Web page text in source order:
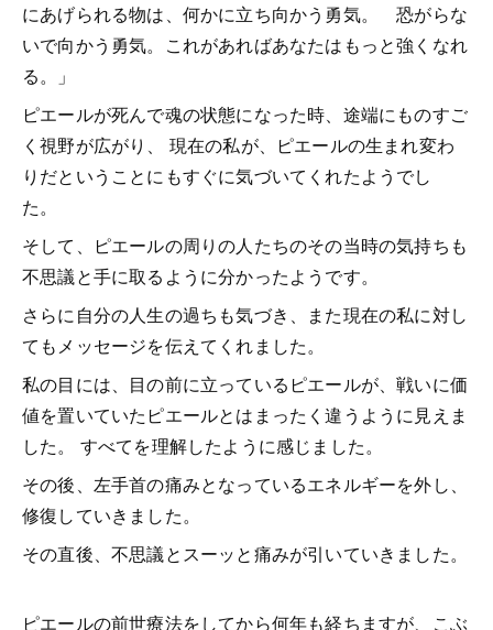
にあげられる物は、何かに立ち向かう勇気。 恐がらな
いで向かう勇気。これがあればあなたはもっと強くなれ
る。」
ピエールが死んで魂の状態になった時、途端にものすご
く視野が広がり、 現在の私が、ピエールの生まれ変わ
りだということにもすぐに気づいてくれたようでし
た。
そして、ピエールの周りの人たちのその当時の気持ちも
不思議と手に取るように分かったようです。
さらに自分の人生の過ちも気づき、また現在の私に対し
てもメッセージを伝えてくれました。
私の目には、目の前に立っているピエールが、戦いに価
値を置いていたピエールとはまったく違うように見えま
した。 すべてを理解したように感じました。
その後、左手首の痛みとなっているエネルギーを外し、
修復していきました。
その直後、不思議とスーッと痛みが引いていきました。
ピエールの前世療法をしてから何年も経ちますが、こぶ